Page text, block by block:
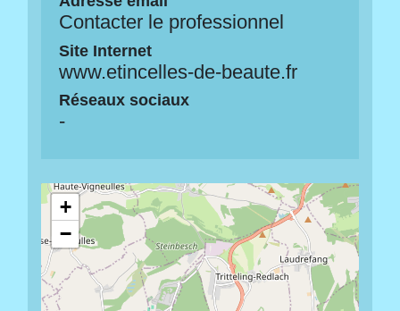
Contacter le professionnel
Site Internet
www.etincelles-de-beaute.fr
Réseaux sociaux
-
+
−